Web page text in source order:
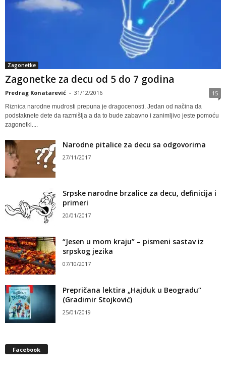
Zagonetke
Zagonetke za decu od 5 do 7 godina
Predrag Konatarević - 31/12/2016 15
Riznica narodne mudrosti prepuna je dragocenosti. Jedan od načina da
podstaknete dete da razmišlja a da to bude zabavno i zanimljivo jeste pomoću
zagonetki....
Narodne pitalice za decu sa odgovorima
27/11/2017
Srpske narodne brzalice za decu, definicija i
primeri
20/01/2017
“Jesen u mom kraju” – pismeni sastav iz
srpskog jezika
07/10/2017
Prepričana lektira „Hajduk u Beogradu“
(Gradimir Stojković)
25/01/2019
Facebook